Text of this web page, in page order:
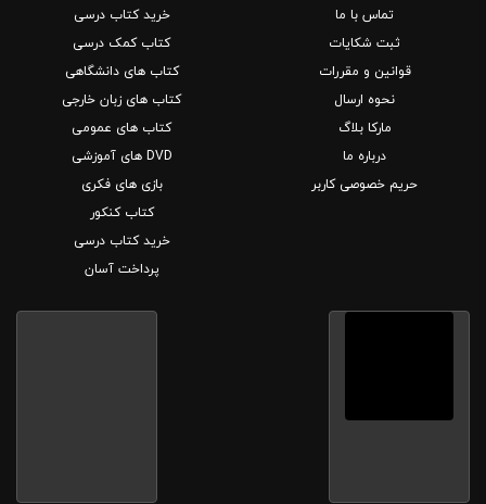
تماس با ما
ثبت شکایات
قوانین و مقررات
نحوه ارسال
مارکا بلاگ
درباره ما
حریم خصوصی کاربر
خرید کتاب درسی
کتاب کمک درسی
کتاب های دانشگاهی
کتاب های زبان خارجی
کتاب های عمومی
DVD های آموزشی
بازی های فکری
کتاب کنکور
خرید کتاب درسی
پرداخت آسان